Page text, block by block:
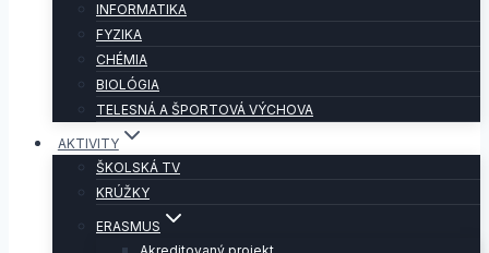
INFORMATIKA
FYZIKA
CHÉMIA
BIOLÓGIA
TELESNÁ A ŠPORTOVÁ VÝCHOVA
AKTIVITY
ŠKOLSKÁ TV
KRÚŽKY
ERASMUS